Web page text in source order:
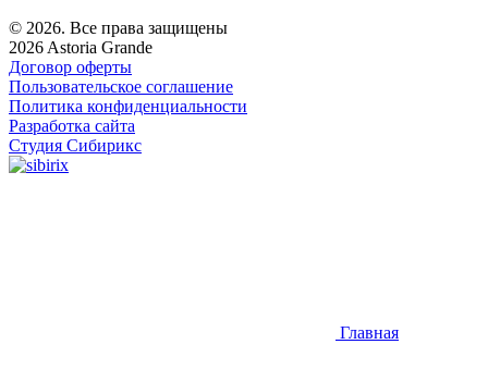
© 2026. Все права защищены
2026 Astoria Grande
Договор оферты
Пользовательское соглашение
Политика конфиденциальности
Разработка сайта
Студия Сибирикс
Главная